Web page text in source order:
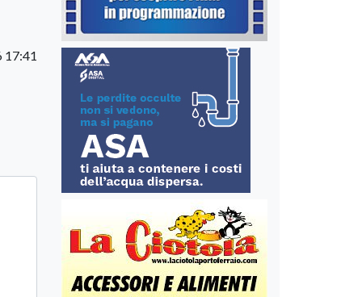
17:41